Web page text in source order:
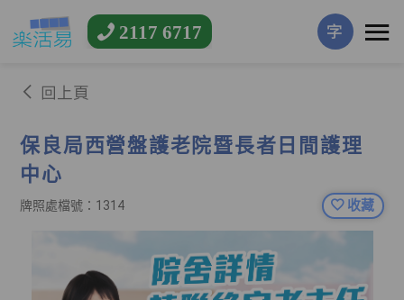
2117 6717 字
回上頁
保良局西營盤護老院暨長者日間護理
中心
牌照處檔號：1314 收藏